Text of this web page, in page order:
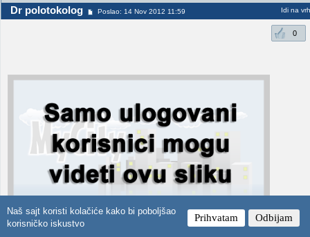
Naš sajt koristi kolačiće kako bi poboljšao
korisničko iskustvo
Prihvatam Odbijam
Dr polotokolog Poslao: 14 Nov 2012 11:59 Idi na vrh
0